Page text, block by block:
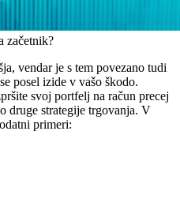
začetnik?
vendar je s tem povezano tudi
posel izide v vašo škodo.
svoj portfelj na račun precej
druge strategije trgovanja. V
primeri: